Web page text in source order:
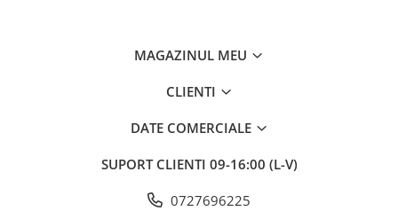
MAGAZINUL MEU
CLIENTI
DATE COMERCIALE
SUPORT CLIENTI 09-16:00 (L-V)
0727696225